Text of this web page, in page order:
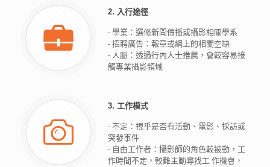
2. 入行途徑
- 學業：選修新聞傳播或攝影相關學系
- 招聘廣告：報章或網上的相關空缺
- 人脈：透過行內人士推薦，會較容易接
觸專業攝影領域
3. 工作模式
- 不定：視乎是否有活動、電影、採訪或
突發事件
- 自由工作者：攝影師的角色較被動，工
作時間不定，較難主動尋找工 作機會，